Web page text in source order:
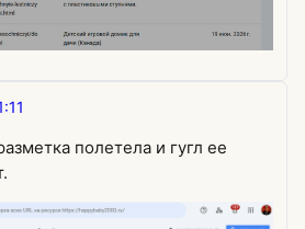
полетела и гугл ее